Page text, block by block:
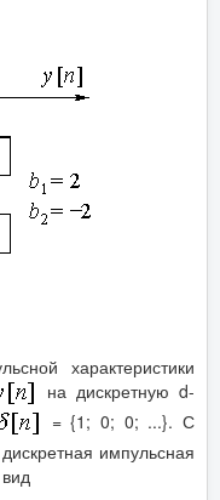
характеристики
на дискретную d-
= {1; 0; 0; ...}. С
импульсная